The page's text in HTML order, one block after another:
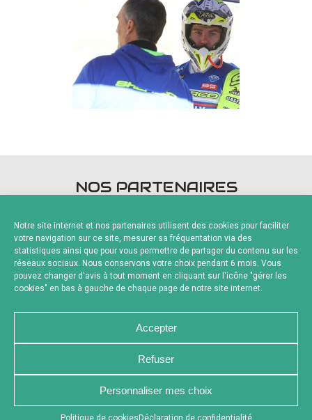
Notre site internet et nos partenaires utilisent des cookies pour faciliter
votre navigation sur ce site, mesurer sa fréquentation via des
statistiques ainsi que pour vous permettre de partager du contenu sur les
réseaux sociaux. Nous conservons votre choix pendant 6 mois. Vous
pouvez changer d'avis à tout moment en cliquant sur l'icône "gérer les
cookies" en bas à gauche de chaque page de notre site internet.
Accepter
Refuser
Personnaliser mes choix
Politique de cookies Déclaration de confidentialité
Appuyez sur le bouton partager en bas de votre
NOS PARTENAIRES
Fournisseurs Officiels
NOUS CONTACTER
MENTIONS LÉGALES
CHARTE DE CONFIDENTIALITÉ
POLITIQUE DE COOKIES
RÉALISÉ PAR L’AGENCE WEB A3 WEB